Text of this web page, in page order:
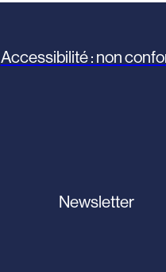
Accessibilité : non
Newsletter